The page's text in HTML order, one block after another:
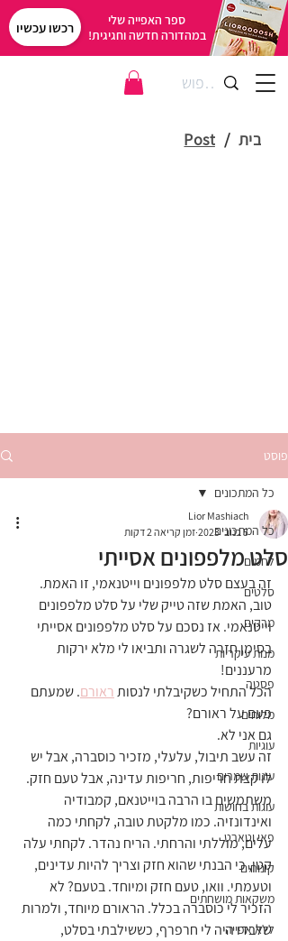
רכשו עכשיו
ספר האפייה שלי
במהדורה חדשה וחגיגית!
בית /
Post
פוסט
כל המתכונים
לחמים
סלטים
מרקים
מנות עיקריות
פסטה
מלוחים
עוגיות
עוגות שמרים
עוגות בחושות
פאי וטארט
קינוחים
משקאות מושחתים
ללא אפייה
כל המתכונים
סלט מלפפונים אסייתי
Lior Mashiach
5 בנוב׳ 2023
זמן קריאה 2 דקות
זה בעצם סלט מלפפונים וייטנאמי, זו האמת.
טוב, האמת שזה טייק שלי על סלט מלפפונים
וייטנאמי. אז נסכם על סלט מלפפונים אסייתי
בסימן חזרה לשגרה ותביאו לי מלא ירקות
מרעננים!
הכל התחיל כשקיבלתי לנסות ראורם. שמעתם
פעם על ראורם?
גם אני לא.
זה עשב תיבול, עלעלי, מזכיר כוסברה, אבל יש
לו קצת חריפות, חריפות עדינה, אבל טעם חזק.
משתמשים בו הרבה בוייטנאם, קמבודיה
ואינדונזיה. כמו מלקטת טובה, לקחתי כמה
עלים, מוללתי והרחתי. הריח נהדר. לקחתי עלה
קטן, כי הבנתי שהוא חזק וצריך להיות עדינים,
וטעמתי. וואו, טעם חזק ומיוחד. בטעם? לא
הזכיר לי כוסברה בכלל. הראורם מיוחד, ולמרות
שלבדו היה לי חרפרף, כששילבתי בסלט,